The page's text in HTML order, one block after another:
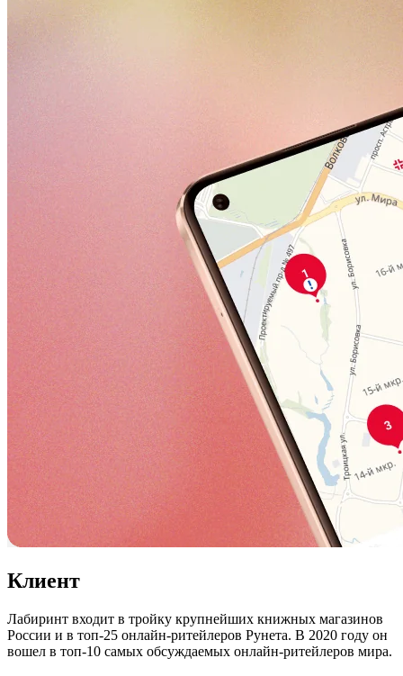
Клиент
Лабиринт входит в тройку крупнейших книжных магазинов
России и в топ-25 онлайн-ритейлеров Рунета. В 2020 году он
вошел в топ-10 самых обсуждаемых онлайн-ритейлеров мира.